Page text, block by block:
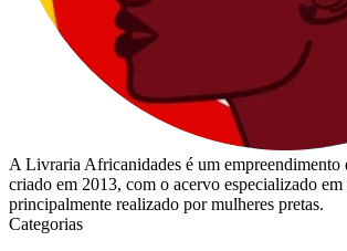
A Livraria Africanidades é um empreendimento
criado em 2013, com o acervo especializado em
principalmente realizado por mulheres pretas.
Categorias